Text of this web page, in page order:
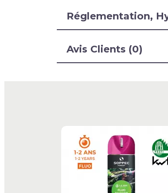
Réglementation,
Avis Clients (0)